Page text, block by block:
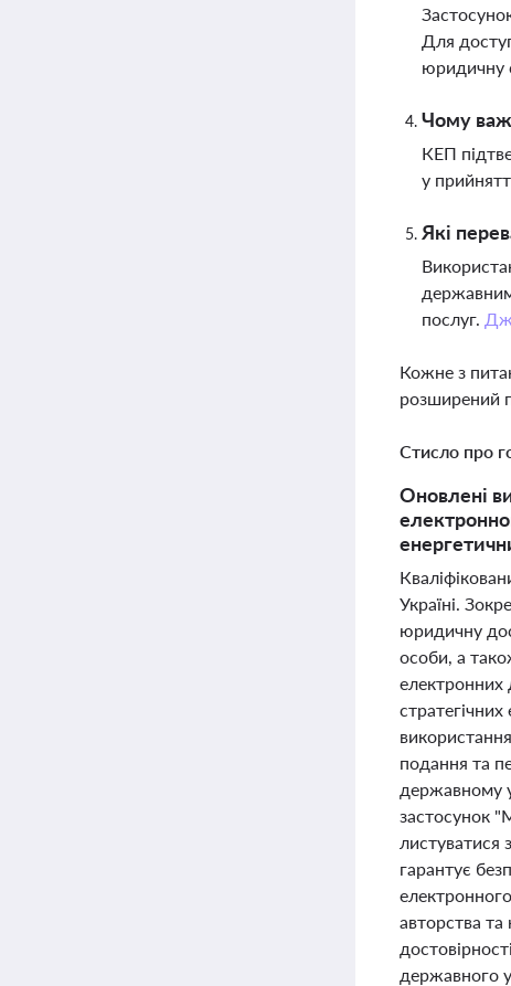
Для
юридичну
Чому
КЕП
у
Які
послуг.
Кожне з
розширений
Стисло про
Оновлені
Україні.
юридичну
особи, а
електронних
подання та
державному
застосунок
гарантує
авторства
державного